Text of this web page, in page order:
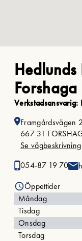
Hedlunds
Forshaga
Verkstadsansvarig:
Framgårdsvägen
667 31
Se vägbeskrivning
054-87 19 70
Öppettider
Måndag
Tisdag
Onsdag
Torsdag